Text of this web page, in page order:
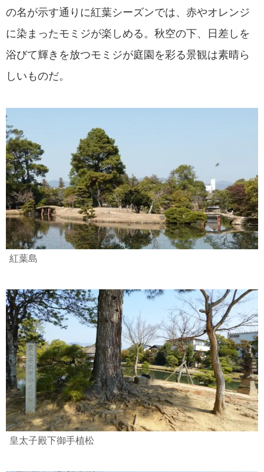
の名が示す通りに紅葉シーズンでは、赤やオレンジ
に染まったモミジが楽しめる。秋空の下、日差しを
浴びて輝きを放つモミジが庭園を彩る景観は素晴ら
しいものだ。
紅葉島
皇太子殿下御手植松